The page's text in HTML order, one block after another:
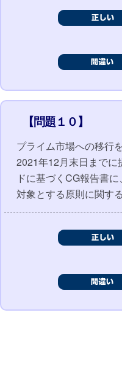
【問題１０】
プライム市場への移行
2021年12月末日までに
ドに基づくCG報告書
対象とする原則に関す